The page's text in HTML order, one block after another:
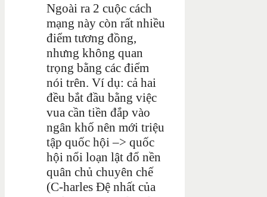
Ngoài ra 2 cuộc cách
mạng này còn rất nhiều
điểm tương đồng,
nhưng không quan
trọng bằng các điểm
nói trên. Ví dụ: cả hai
đều bắt đầu bằng việc
vua cần tiền đắp vào
ngân khố nên mới triệu
tập quốc hội –> quốc
hội nổi loạn lật đổ nền
quân chủ chuyên chế
(C-harles Đệ nhất của